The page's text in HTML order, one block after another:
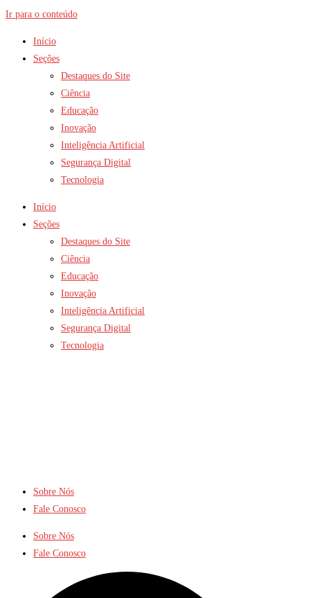
Ir para o conteúdo
Início
Seções
Destaques do Site
Ciência
Educação
Inovação
Inteligência Artificial
Segurança Digital
Tecnologia
Início
Seções
Destaques do Site
Ciência
Educação
Inovação
Inteligência Artificial
Segurança Digital
Tecnologia
Sobre Nós
Fale Conosco
Sobre Nós
Fale Conosco